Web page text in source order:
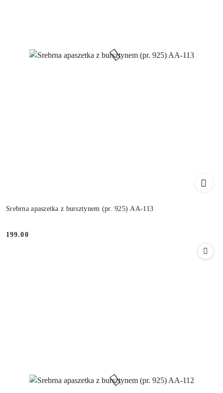
Srebrna apaszetka z bursztynem (pr. 925) AA-113
Cena:
199.00